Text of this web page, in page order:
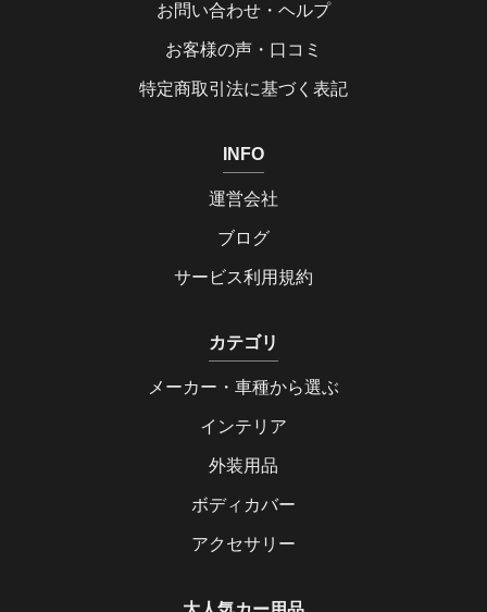
お問い合わせ・ヘルプ
お客様の声・口コミ
特定商取引法に基づく表記
INFO
運営会社
ブログ
サービス利用規約
カテゴリ
メーカー・車種から選ぶ
インテリア
外装用品
ボディカバー
アクセサリー